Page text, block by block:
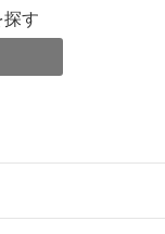
探す